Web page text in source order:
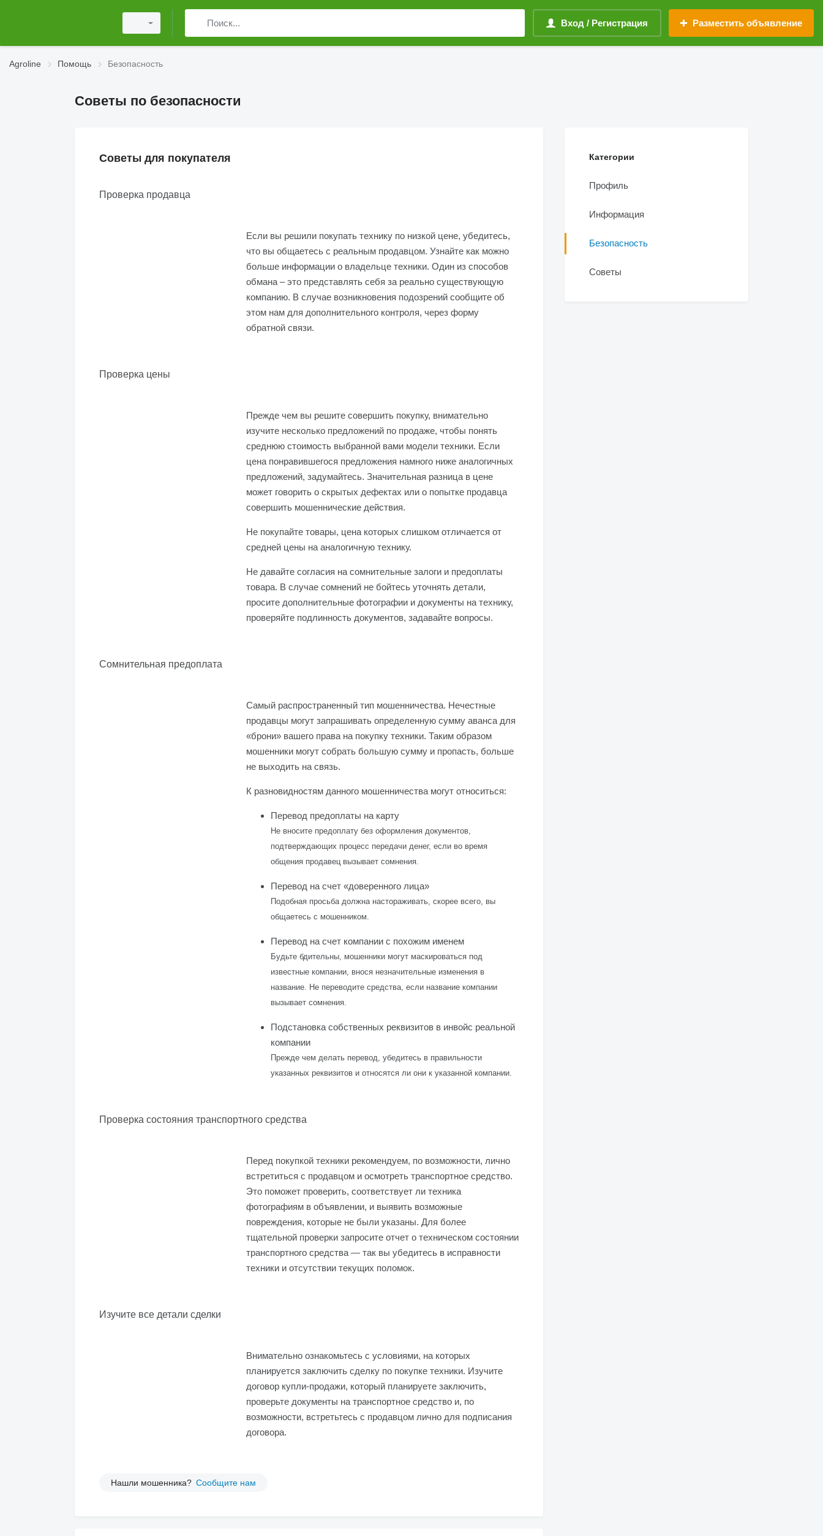
Вход / Регистрация Разместить объявление
Agroline Помощь Безопасность
Советы по безопасности
Советы для покупателя
Проверка продавца
Если вы решили покупать технику по низкой цене, убедитесь,
что вы общаетесь с реальным продавцом. Узнайте как можно
больше информации о владельце техники. Один из способов
обмана – это представлять себя за реально существующую
компанию. В случае возникновения подозрений сообщите об
этом нам для дополнительного контроля, через форму
обратной связи.
Проверка цены
Прежде чем вы решите совершить покупку, внимательно
изучите несколько предложений по продаже, чтобы понять
среднюю стоимость выбранной вами модели техники. Если
цена понравившегося предложения намного ниже аналогичных
предложений, задумайтесь. Значительная разница в цене
может говорить о скрытых дефектах или о попытке продавца
совершить мошеннические действия.
Не покупайте товары, цена которых слишком отличается от
средней цены на аналогичную технику.
Не давайте согласия на сомнительные залоги и предоплаты
товара. В случае сомнений не бойтесь уточнять детали,
просите дополнительные фотографии и документы на технику,
проверяйте подлинность документов, задавайте вопросы.
Сомнительная предоплата
Самый распространенный тип мошенничества. Нечестные
продавцы могут запрашивать определенную сумму аванса для
«брони» вашего права на покупку техники. Таким образом
мошенники могут собрать большую сумму и пропасть, больше
не выходить на связь.
К разновидностям данного мошенничества могут относиться:
Перевод предоплаты на карту
Не вносите предоплату без оформления документов,
подтверждающих процесс передачи денег, если во время
общения продавец вызывает сомнения.
Перевод на счет «доверенного лица»
Подобная просьба должна настораживать, скорее всего, вы
общаетесь с мошенником.
Перевод на счет компании с похожим именем
Будьте бдительны, мошенники могут маскироваться под
известные компании, внося незначительные изменения в
название. Не переводите средства, если название компании
вызывает сомнения.
Подстановка собственных реквизитов в инвойс реальной
компании
Прежде чем делать перевод, убедитесь в правильности
указанных реквизитов и относятся ли они к указанной компании.
Проверка состояния транспортного средства
Перед покупкой техники рекомендуем, по возможности, лично
встретиться с продавцом и осмотреть транспортное средство.
Это поможет проверить, соответствует ли техника
фотографиям в объявлении, и выявить возможные
повреждения, которые не были указаны. Для более
тщательной проверки запросите отчет о техническом состоянии
транспортного средства — так вы убедитесь в исправности
техники и отсутствии текущих поломок.
Изучите все детали сделки
Внимательно ознакомьтесь с условиями, на которых
планируется заключить сделку по покупке техники. Изучите
договор купли-продажи, который планируете заключить,
проверьте документы на транспортное средство и, по
возможности, встретьтесь с продавцом лично для подписания
договора.
Нашли мошенника? Сообщите нам
Категории
Профиль
Информация
Безопасность
Советы